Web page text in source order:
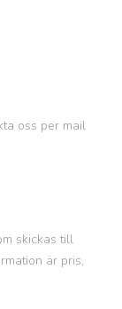
oss per mail
skickas till
är pris,